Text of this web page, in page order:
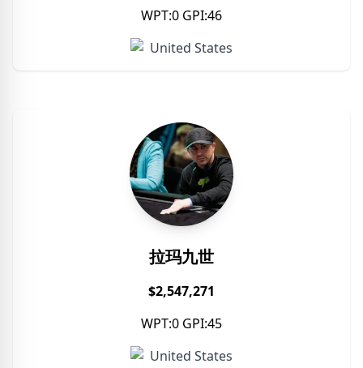
WPT:0 GPI:46
United States
拉玛九世
$2,547,271
WPT:0 GPI:45
United States